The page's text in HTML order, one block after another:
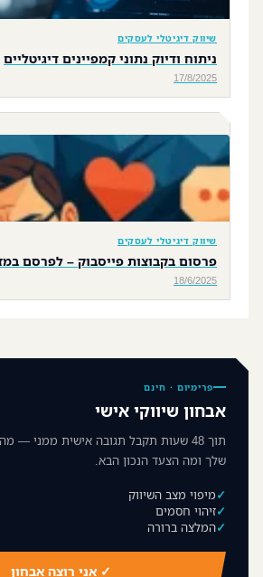
שיווק דיגיטלי לעסקים
ניתוח ודיוק נתוני קמפיינים דיגיטליים
17/8/2025
שיווק דיגיטלי לעסקים
פרסום בקבוצות פייסבוק – לפרסם
18/6/2025
פרימיום · חינם
אבחון שיווקי אישי
תוך 48 שעות תקבל תגובה אישית ממני —
שלך ומה הצעד הנכון הבא.
מיפוי מצב השיווק
זיהוי חסמים
המלצה ברורה
✓ אני רוצה אבחון